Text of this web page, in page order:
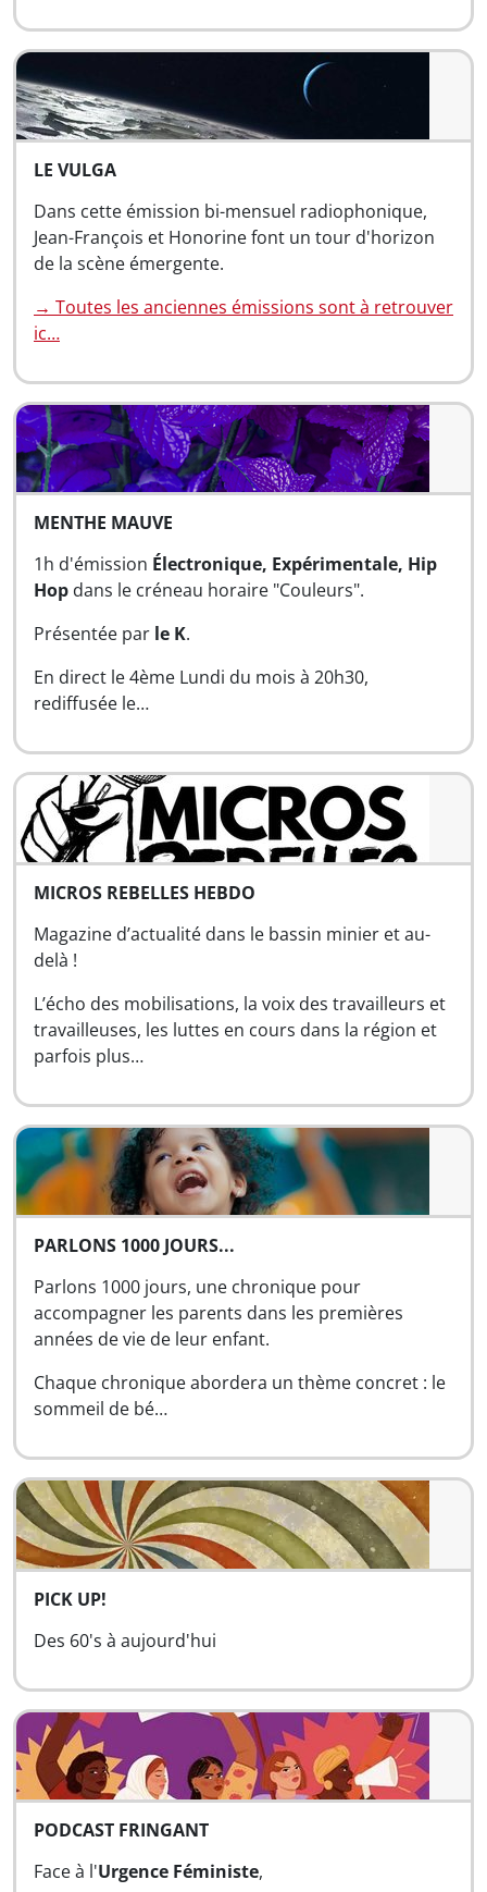
LE VULGA
Dans cette émission bi-mensuel radiophonique,
Jean-François et Honorine font un tour d'horizon
de la scène émergente.
→ Toutes les anciennes émissions sont à retrouver
ic…
MENTHE MAUVE
1h d'émission Électronique, Expérimentale, Hip
Hop dans le créneau horaire "Couleurs".
Présentée par le K.
En direct le 4ème Lundi du mois à 20h30,
rediffusée le…
MICROS REBELLES HEBDO
Magazine d’actualité dans le bassin minier et au-
delà !
L’écho des mobilisations, la voix des travailleurs et
travailleuses, les luttes en cours dans la région et
parfois plus…
PARLONS 1000 JOURS...
Parlons 1000 jours, une chronique pour
accompagner les parents dans les premières
années de vie de leur enfant.
Chaque chronique abordera un thème concret : le
sommeil de bé…
PICK UP!
Des 60's à aujourd'hui
PODCAST FRINGANT
Face à l'Urgence Féministe,